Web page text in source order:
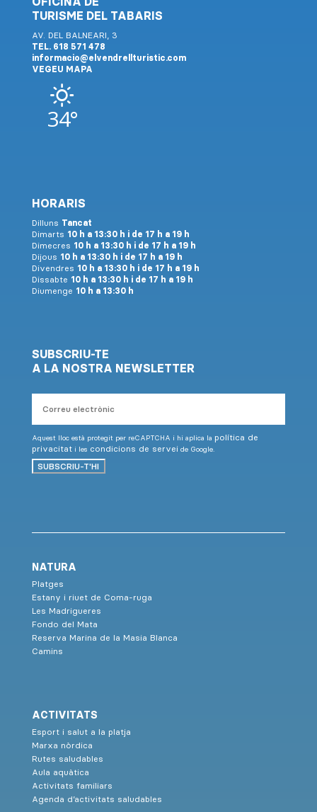
TURISME DEL TABARIS
AV. DEL BALNEARI, 3
TEL. 618 571 478
informacio@elvendrellturistic.com
VEGEU MAPA
34°
HORARIS
Dilluns Tancat
Dimarts 10 h a 13:30 h i de 17 h a 19 h
Dimecres 10 h a 13:30 h i de 17 h a 19 h
Dijous 10 h a 13:30 h i de 17 h a 19 h
Divendres 10 h a 13:30 h i de 17 h a 19 h
Dissabte 10 h a 13:30 h i de 17 h a 19 h
Diumenge 10 h a 13:30 h
SUBSCRIU-TE
A LA NOSTRA NEWSLETTER
electrònic
Aquest lloc està protegit per reCAPTCHA i hi aplica la política de
privacitati les condicions de serveide Google.
SUBSCRIU-T'HI
NATURA
Platges
Estany i riuet de Coma-ruga
Les Madrigueres
Fondo del Mata
Reserva Marina de la Masia Blanca
Camins
ACTIVITATS
Esport i salut a la platja
Marxa nòrdica
Rutes saludables
Aula aquàtica
Activitats familiars
Agenda d’activitats saludables